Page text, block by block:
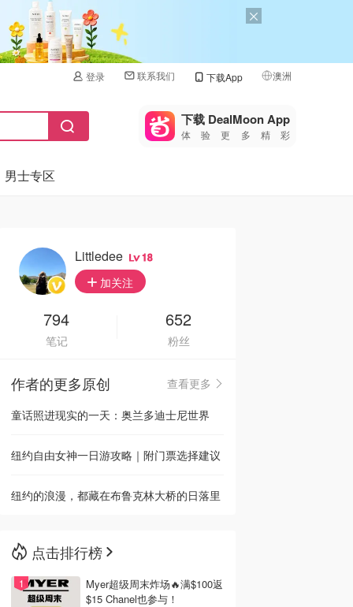
登录 联系我们 下载App 澳洲
🇺🇸
🇨🇳 中国
🇮🇹
🇦🇺
🇳🇿新西兰
下载 DealMoon App
体验更多精彩
男士专区
Littledee 18
加关注
794
笔记
652
粉丝
作者的更多原创
查看更多
童话照进现实的一天：奥兰多迪士尼世界
纽约自由女神一日游攻略｜附门票选择建议
纽约的浪漫，都藏在布鲁克林大桥的日落里
点击排行榜
Myer超级周末炸场🔥满$100返
$15 Chanel也参与！